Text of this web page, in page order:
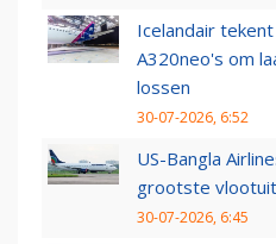
Icelandair
A320neo's om
lossen
30-07-2026, 6:52
US-Bangla
grootste
30-07-2026, 6:45